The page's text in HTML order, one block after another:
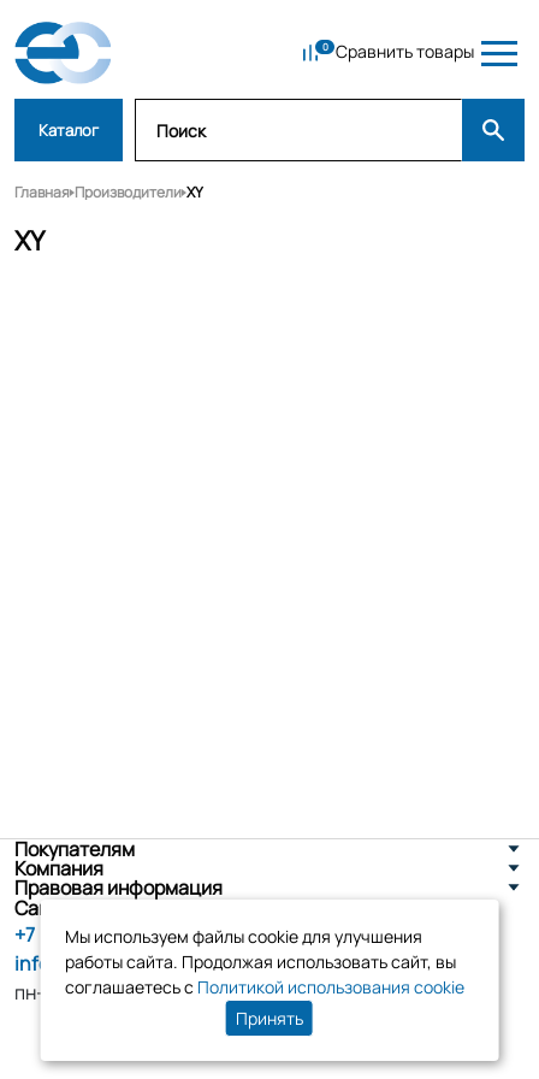
Сравнить товары
Каталог
Главная Производители XY
XY
Покупателям
Компания
Правовая информация
Санкт-Петербург, ул. Новоселов д. 8
+7 (800) 555-86-90
info@tk-elko.ru
пн-пт, 10:00 - 18:00
Мы используем файлы cookie для улучшения
работы сайта. Продолжая использовать сайт, вы
соглашаетесь с Политикой использования cookie
Принять